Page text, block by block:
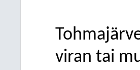
viran tai